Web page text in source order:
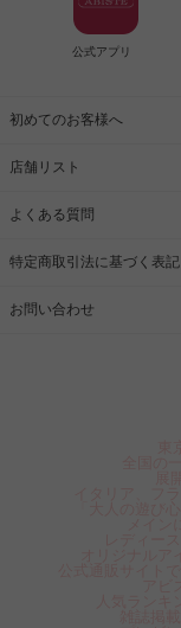
公式アプリ
初めてのお客様へ
店舗リスト
よくある質問
特定商取引法に基づく表記
お問い合わせ